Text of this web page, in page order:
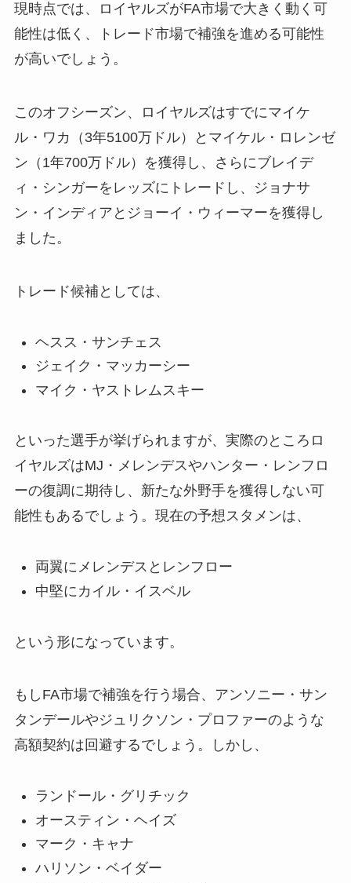
現時点では、ロイヤルズがFA市場で大きく動く可
能性は低く、トレード市場で補強を進める可能性
が高いでしょう。
このオフシーズン、ロイヤルズはすでにマイケ
ル・ワカ（3年5100万ドル）とマイケル・ロレンゼ
ン（1年700万ドル）を獲得し、さらにブレイデ
ィ・シンガーをレッズにトレードし、ジョナサ
ン・インディアとジョーイ・ウィーマーを獲得し
ました。
トレード候補としては、
ヘスス・サンチェス
ジェイク・マッカーシー
マイク・ヤストレムスキー
といった選手が挙げられますが、実際のところロ
イヤルズはMJ・メレンデスやハンター・レンフロ
ーの復調に期待し、新たな外野手を獲得しない可
能性もあるでしょう。現在の予想スタメンは、
両翼にメレンデスとレンフロー
中堅にカイル・イスベル
という形になっています。
もしFA市場で補強を行う場合、アンソニー・サン
タンデールやジュリクソン・プロファーのような
高額契約は回避するでしょう。しかし、
ランドール・グリチック
オースティン・ヘイズ
マーク・キャナ
ハリソン・ベイダー